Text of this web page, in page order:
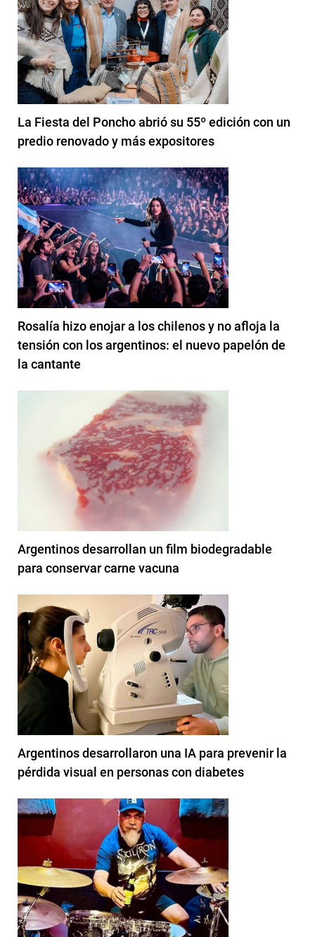
La Fiesta del Poncho abrió su 55º edición con un
predio renovado y más expositores
Rosalía hizo enojar a los chilenos y no afloja la
tensión con los argentinos: el nuevo papelón de
la cantante
Argentinos desarrollan un film biodegradable
para conservar carne vacuna
Argentinos desarrollaron una IA para prevenir la
pérdida visual en personas con diabetes